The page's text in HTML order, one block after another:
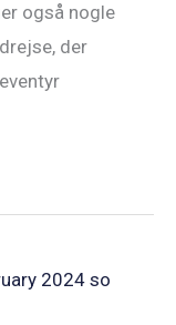
også nogle
der